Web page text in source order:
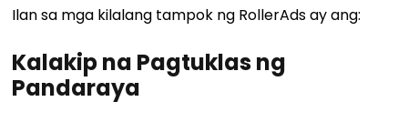
Ilan sa mga kilalang tampok ng RollerAds ay ang:
Kalakip na Pagtuklas ng
Pandaraya